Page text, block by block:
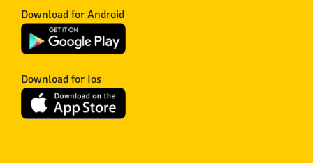
Bouten
Draadnagels
Pluggen
Beslag
Haken
IJzerwaren
Wielen
Download for Android
Download for Ios